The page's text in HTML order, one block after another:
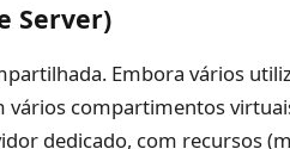
Server)
Embora vários
compartimentos
dedicado, com recursos